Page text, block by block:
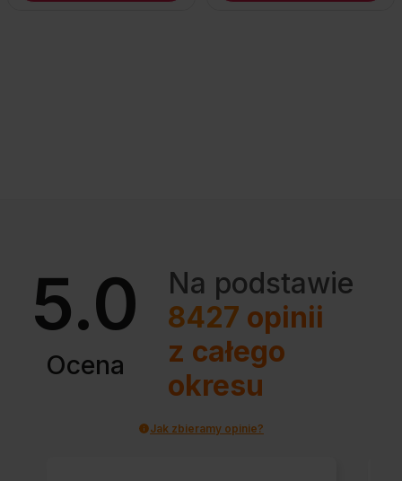
5.0
Ocena
Na podstawie
8427 opinii
z całego
okresu
Jak zbieramy opinie?